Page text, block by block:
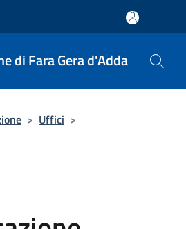
di Fara Gera d'Adda
> Uffici >